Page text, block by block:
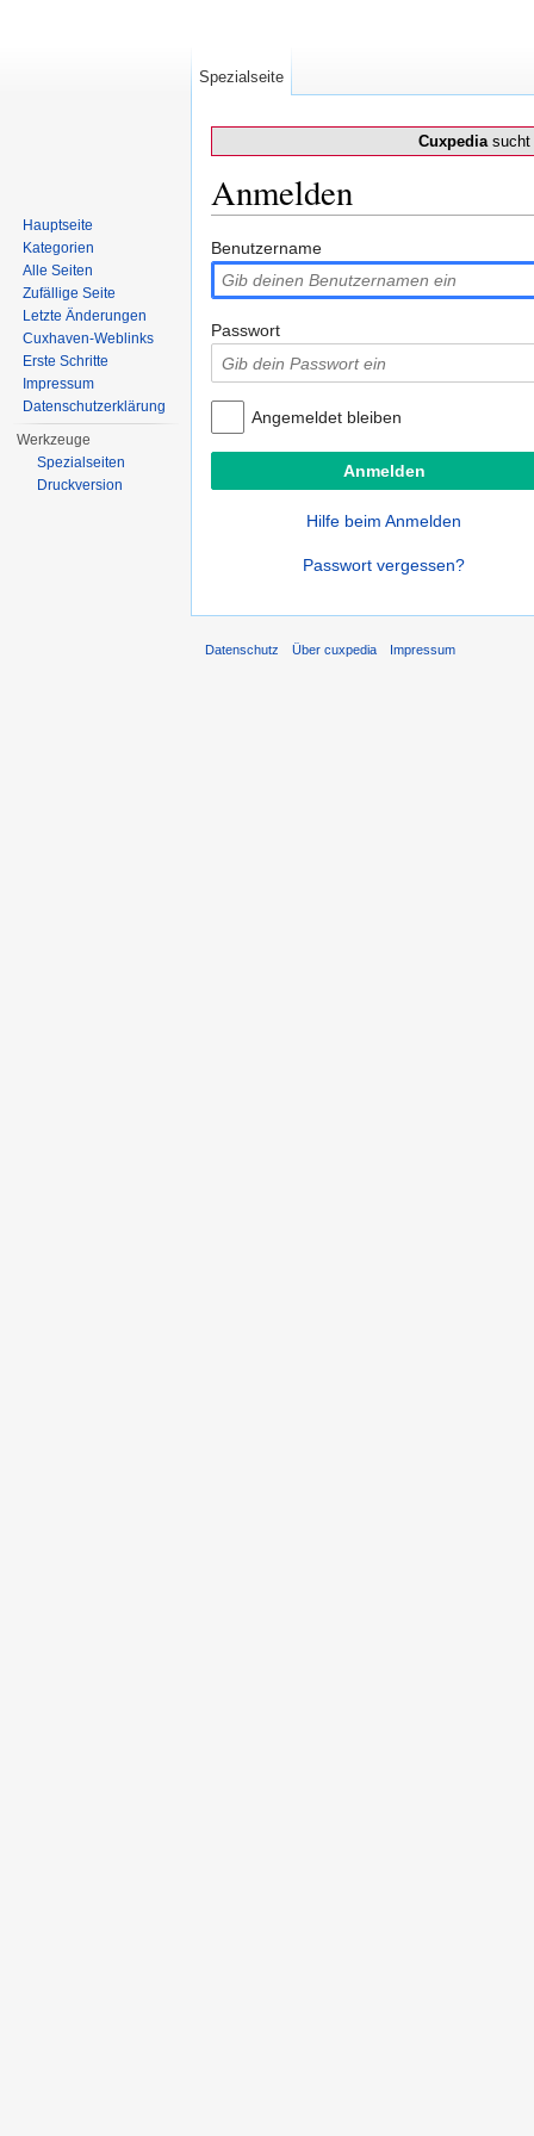
Cuxpediasucht
Anmelden
Benutzername
Passwort
Angemeldet bleiben
Hilfe beim Anmelden
Passwort vergessen?
Spezialseite
Hauptseite
Kategorien
Alle Seiten
Zufällige Seite
Letzte Änderungen
Cuxhaven-Weblinks
Erste Schritte
Impressum
Datenschutzerklärung
Werkzeuge
Spezialseiten
Druckversion
Datenschutz Über cuxpedia Impressum